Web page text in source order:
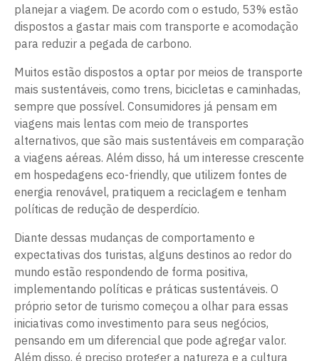
planejar a viagem. De acordo com o estudo, 53% estão
dispostos a gastar mais com transporte e acomodação
para reduzir a pegada de carbono.
Muitos estão dispostos a optar por meios de transporte
mais sustentáveis, como trens, bicicletas e caminhadas,
sempre que possível. Consumidores já pensam em
viagens mais lentas com meio de transportes
alternativos, que são mais sustentáveis em comparação
a viagens aéreas. Além disso, há um interesse crescente
em hospedagens eco-friendly, que utilizem fontes de
energia renovável, pratiquem a reciclagem e tenham
políticas de redução de desperdício.
Diante dessas mudanças de comportamento e
expectativas dos turistas, alguns destinos ao redor do
mundo estão respondendo de forma positiva,
implementando políticas e práticas sustentáveis. O
próprio setor de turismo começou a olhar para essas
iniciativas como investimento para seus negócios,
pensando em um diferencial que pode agregar valor.
Além disso, é preciso proteger a natureza e a cultura